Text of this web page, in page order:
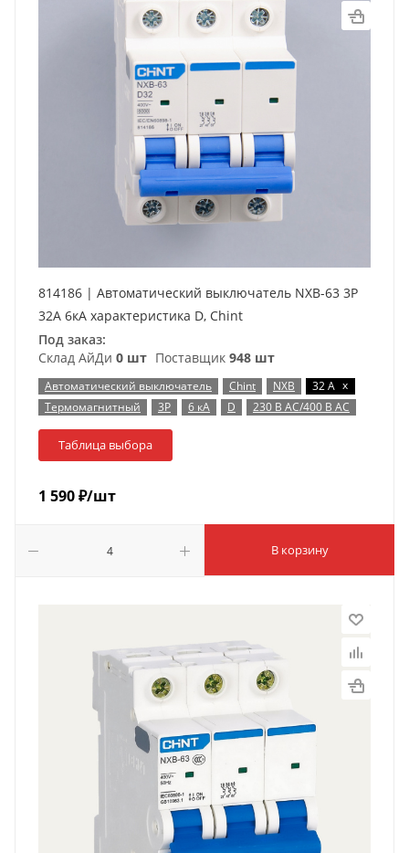
814186 | Автоматический выключатель NXB-63 3P
32А 6кА характеристика D, Chint
Под заказ:
Склад АйДи 0 шт Поставщик 948 шт
Автоматический выключатель Chint NXB 32 А x
Термомагнитный
3P 6 кА D 230 В AC/400 В AC
Таблица выбора
1 590₽/шт
В корзину